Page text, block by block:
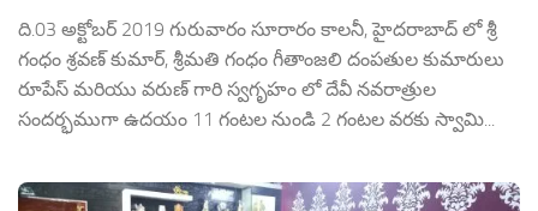
ది.03 అక్టోబర్ 2019 గురువారం సూరారం కాలనీ, హైదరాబాద్ లో శ్రీ
గంధం శ్రవణ్ కుమార్, శ్రీమతి గంధం గీతాంజలి దంపతుల కుమారులు
రూపేస్ మరియు వరుణ్ గారి స్వగృహం లో దేవీ నవరాత్రుల
సందర్భముగా ఉదయం 11 గంటల నుండి 2 గంటల ‌వరకు స్వామి...